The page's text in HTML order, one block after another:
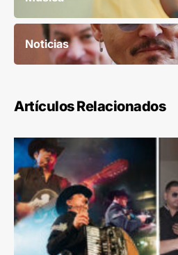
Noticias
Artículos Relacionados